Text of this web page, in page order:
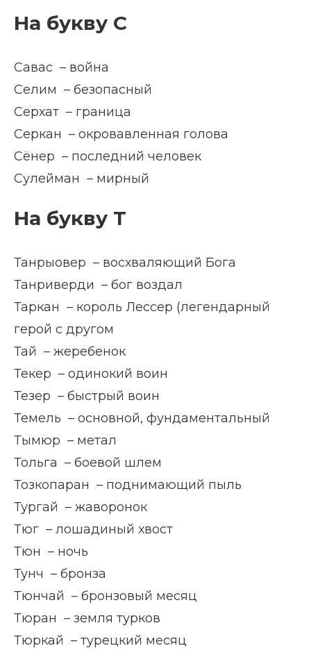
На букву С
Савас – война
Селим – безопасный
Серхат – граница
Серкан – окровавленная голова
Сёнер – последний человек
Сулейман – мирный
На букву Т
Танрыовер – восхваляющий Бога
Танриверди – бог воздал
Таркан – король Лессер (легендарный
герой с другом
Тай – жеребенок
Текер – одинокий воин
Тезер – быстрый воин
Темель – основной, фундаментальный
Тымюр – метал
Тольга – боевой шлем
Тозкопаран – поднимающий пыль
Тургай – жаворонок
Тюг – лошадиный хвост
Тюн – ночь
Тунч – бронза
Тюнчай – бронзовый месяц
Тюран – земля турков
Тюркай – турецкий месяц